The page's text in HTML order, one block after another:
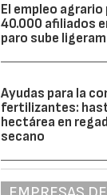
El empleo agrario
40.000 afiliados
paro sube
Ayudas para la
fertilizantes:
hectárea en
secano